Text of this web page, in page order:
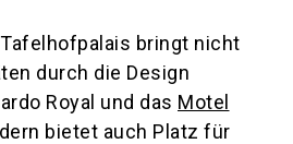
bringt nicht
durch die Design
Royal und das Motel
bietet auch Platz für